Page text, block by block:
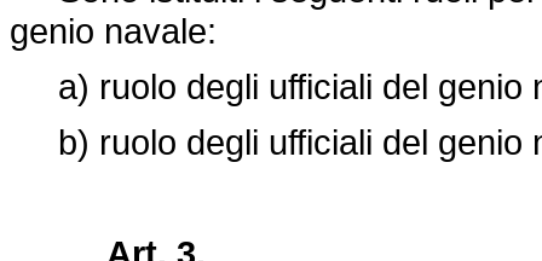
genio navale:
a) ruolo degli ufficiali del genio
b) ruolo degli ufficiali del genio